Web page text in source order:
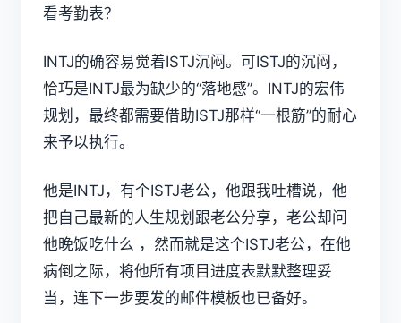
看考勤表？
INTJ的确容易觉着ISTJ沉闷。可ISTJ的沉闷，
恰巧是INTJ最为缺少的“落地感”。INTJ的宏伟
规划，最终都需要借助ISTJ那样“一根筋”的耐心
来予以执行。
他是INTJ，有个ISTJ老公，他跟我吐槽说，他
把自己最新的人生规划跟老公分享，老公却问
他晚饭吃什么 ，然而就是这个ISTJ老公，在他
病倒之际，将他所有项目进度表默默整理妥
当，连下一步要发的邮件模板也已备好。